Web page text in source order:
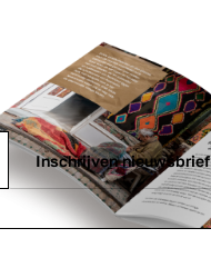
Inschrijven nieuwsbrief